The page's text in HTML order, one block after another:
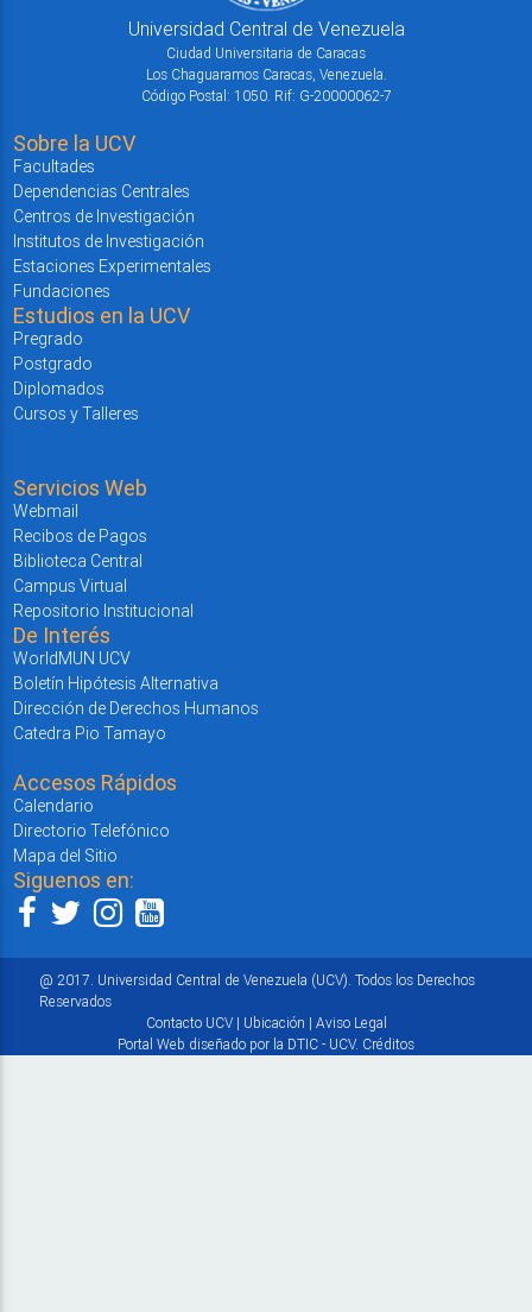
Universidad Central de Venezuela
Ciudad Universitaria de Caracas
Los Chaguaramos Caracas, Venezuela.
Código Postal: 1050. Rif: G-20000062-7
Sobre la UCV
Facultades
Dependencias Centrales
Centros de Investigación
Institutos de Investigación
Estaciones Experimentales
Fundaciones
Estudios en la UCV
Pregrado
Postgrado
Diplomados
Cursos y Talleres
Servicios Web
Webmail
Recibos de Pagos
Biblioteca Central
Campus Virtual
Repositorio Institucional
De Interés
WorldMUN UCV
Boletín Hipótesis Alternativa
Dirección de Derechos Humanos
Catedra Pio Tamayo
Accesos Rápidos
Calendario
Directorio Telefónico
Mapa del Sitio
Siguenos en:
@ 2017. Universidad Central de Venezuela (UCV). Todos los Derechos
Reservados
Contacto UCV| Ubicación | Aviso Legal
Portal Web diseñado por la DTIC - UCV. Créditos